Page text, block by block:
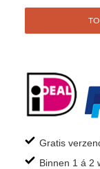
Gratis
Binnen 1 á 2